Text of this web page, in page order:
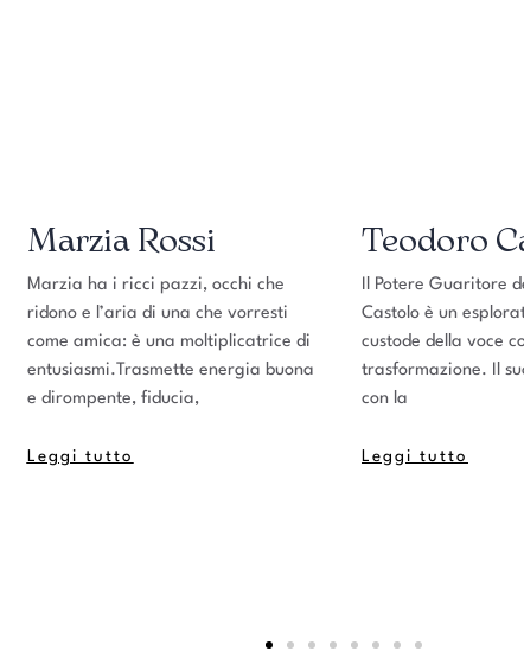
Marzia Rossi
Marzia ha i ricci pazzi, occhi che
ridono e l’aria di una che vorresti
come amica: è una moltiplicatrice di
entusiasmi.Trasmette energia buona
e dirompente, fiducia,
Leggi tutto
Teodoro
Il Potere Guaritore del
Castolo è un
custode della voce
trasformazione. Il
con la
Leggi tutto